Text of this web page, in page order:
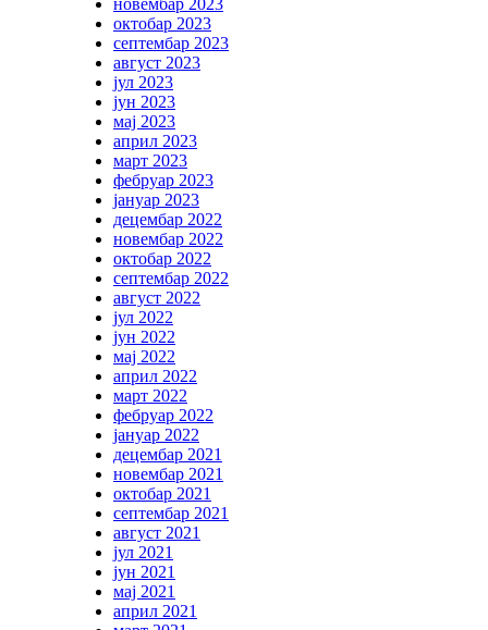
новембар 2023
октобар 2023
септембар 2023
август 2023
јул 2023
јун 2023
мај 2023
април 2023
март 2023
фебруар 2023
јануар 2023
децембар 2022
новембар 2022
октобар 2022
септембар 2022
август 2022
јул 2022
јун 2022
мај 2022
април 2022
март 2022
фебруар 2022
јануар 2022
децембар 2021
новембар 2021
октобар 2021
септембар 2021
август 2021
јул 2021
јун 2021
мај 2021
април 2021